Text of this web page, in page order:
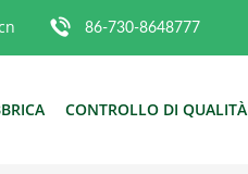
86-730-8648777
CONTROLLO DI QUALITÀ